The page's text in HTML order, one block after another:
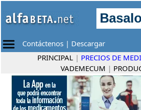
Contáctenos | Descargar
PRINCIPAL | PRECIOS DE
VADEMECUM |